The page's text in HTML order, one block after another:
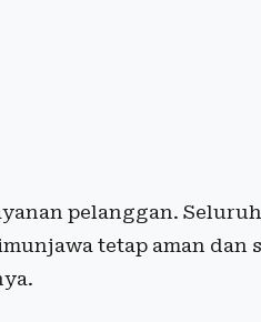
pelanggan.
tetap aman dan